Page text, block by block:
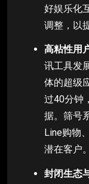
好娱乐化
调整，以
高粘性用
讯工具发
体的超级
过40分钟
据。筛号
Line购物
潜在客户。
封闭生态